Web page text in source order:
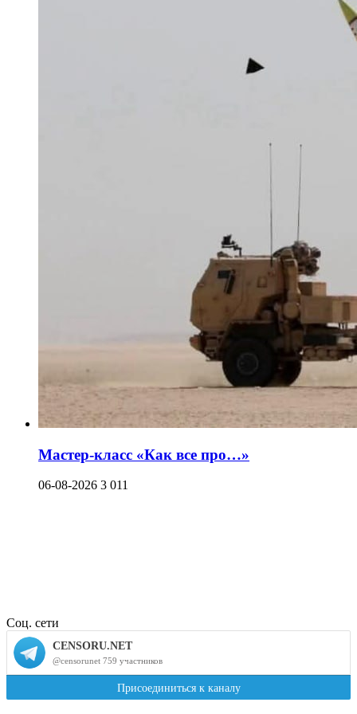
Мастер-класс «Как все про…»
06-08-2026 3 011
Соц. сети